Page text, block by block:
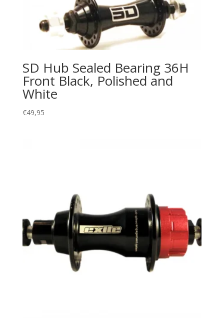
SD Hub Sealed Bearing 36H
Front Black, Polished and
White
€49,95